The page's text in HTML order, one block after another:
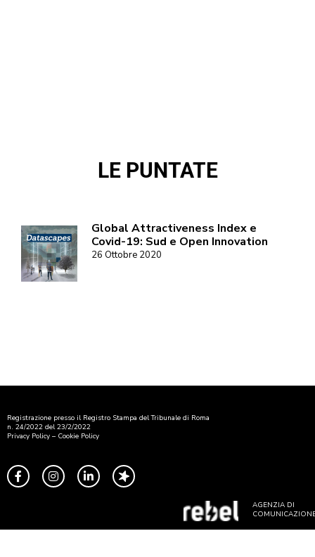
LE PUNTATE
Global Attractiveness Index e
Covid-19: Sud e Open Innovation
26 Ottobre 2020
Registrazione presso il Registro Stampa del Tribunale di Roma
n. 24/2022 del 23/2/2022
Privacy Policy – Cookie Policy
AGENZIA DI